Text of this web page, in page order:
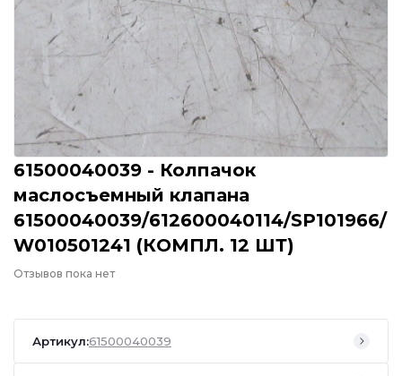
61500040039 - Колпачок
маслосъемный клапана
61500040039/612600040114/SP101966/
W010501241 (КОМПЛ. 12 ШТ)
Отзывов пока нет
Артикул:61500040039